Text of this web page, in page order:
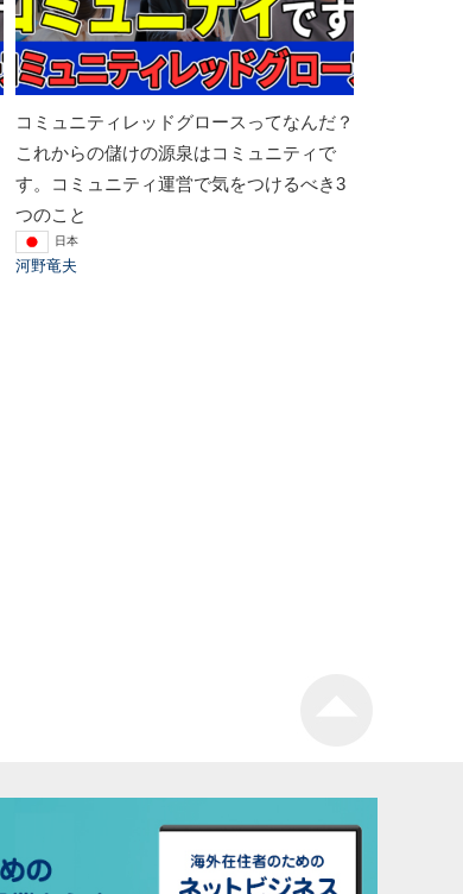
コミュニティレッドグロースってなんだ？
これからの儲けの源泉はコミュニティで
す。コミュニティ運営で気をつけるべき3
つのこと
日本
河野竜夫